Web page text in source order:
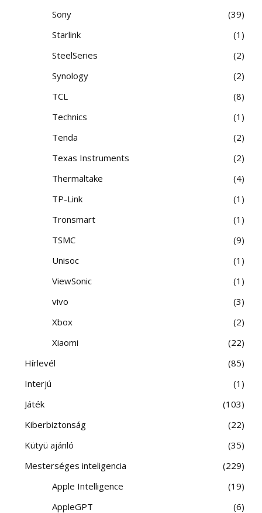
Sony
39
Starlink
1
SteelSeries
2
Synology
2
TCL
8
Technics
1
Tenda
2
Texas Instruments
2
Thermaltake
4
TP-Link
1
Tronsmart
1
TSMC
9
Unisoc
1
ViewSonic
1
vivo
3
Xbox
2
Xiaomi
22
Hírlevél
85
Interjú
1
Játék
103
Kiberbiztonság
22
Kütyü ajánló
35
Mesterséges inteligencia
229
Apple Intelligence
19
AppleGPT
6